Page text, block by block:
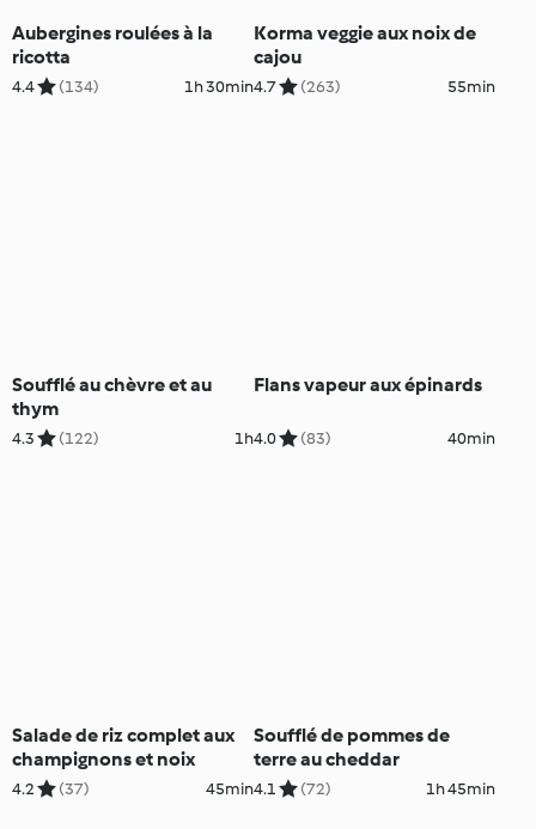
Aubergines roulées à la
ricotta
4.4 (134) 1h 30min
Korma veggie aux noix de
cajou
4.7 (263) 55min
Soufflé au chèvre et au
thym
4.3 (122) 1h
Flans vapeur aux épinards
4.0 (83) 40min
Salade de riz complet aux
champignons et noix
4.2 (37) 45min
Soufflé de pommes de
terre au cheddar
4.1 (72) 1h 45min